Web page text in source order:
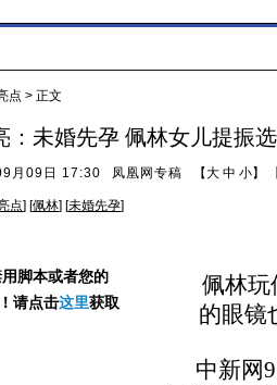
点 > 正文
：未婚先孕 佩林女儿提振
月09日 17:30 凤凰网专稿 【大 中 小】
点] [佩林] [未婚先孕]
脚本或者您的
请点击这里获取
佩林玩
的眼镜
中新网